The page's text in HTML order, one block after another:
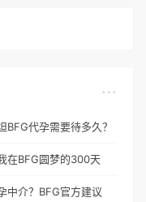
代孕需要待多久？
在BFG圆梦的300天
中介？BFG官方建议